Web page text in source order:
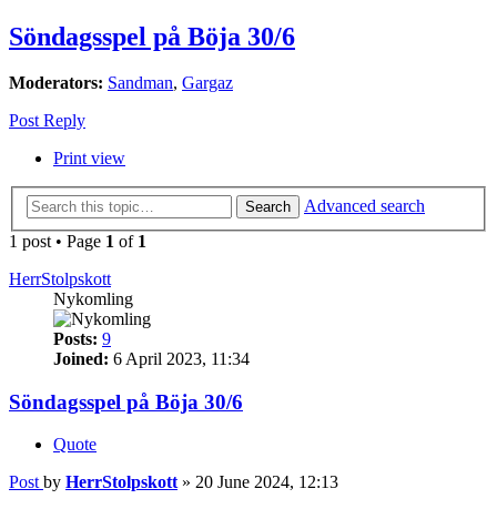
Söndagsspel på Böja 30/6
Moderators: Sandman, Gargaz
Post Reply
Print view
Search
Advanced search
1 post • Page 1 of 1
HerrStolpskott
Nykomling
Posts: 9
Joined: 6 April 2023, 11:34
Söndagsspel på Böja 30/6
Quote
Post by HerrStolpskott» 20 June 2024, 12:13